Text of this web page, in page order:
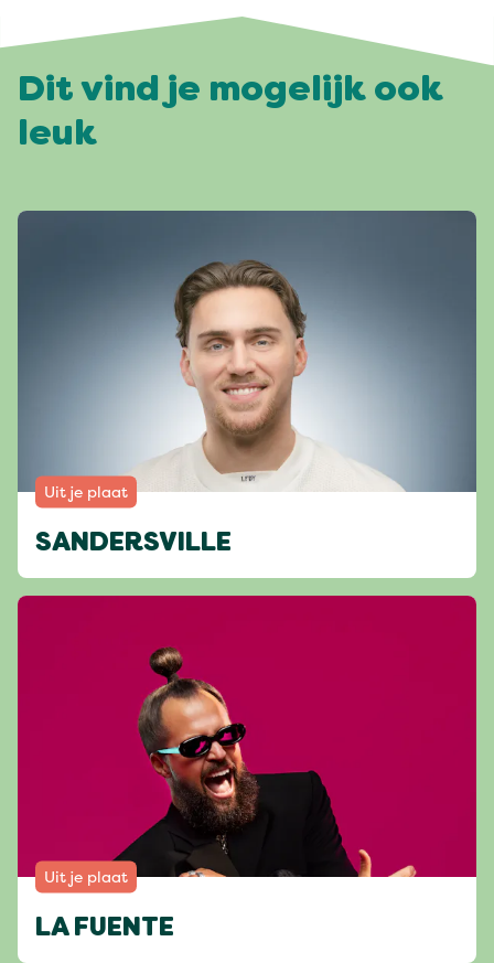
Dit vind je mogelijk ook
leuk
Uit je plaat
SANDERSVILLE
Uit je plaat
LA FUENTE